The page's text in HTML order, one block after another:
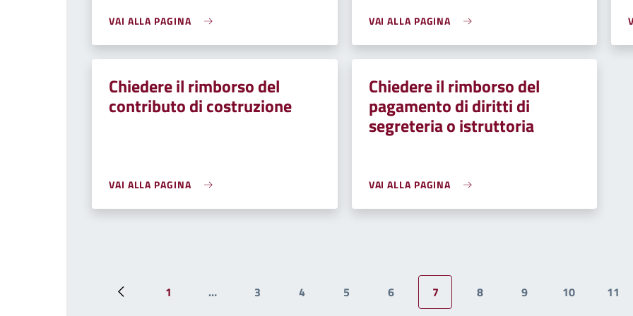
VAI ALLA PAGINA VAI ALLA PAGINA
Chiedere il rimborso del
contributo di costruzione
VAI ALLA PAGINA
Chiedere il rimborso del
pagamento di diritti di
segreteria o istruttoria
VAI ALLA PAGINA
Pagina precedente
Prima pagina
1 …
Pagina
3
Pagina
4
Pagina
5
Pagina
6
Pagina attuale
7
Pagina
8
Pagina
9
Pagina
10 11